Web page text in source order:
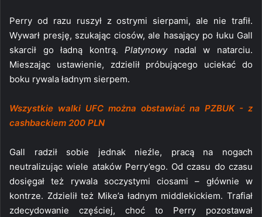
Perry od razu ruszył z ostrymi sierpami, ale nie trafił.
Wywarł presję, szukając ciosów, ale hasający po łuku Gall
skarcił go ładną kontrą.Platynowynadal w natarciu.
Mieszając ustawienie, zdzielił próbującego uciekać do
boku rywala ładnym sierpem.
Wszystkie walki UFC można obstawiać na PZBUK - z
cashbackiem 200 PLN
Gall radził sobie jednak nieźle, pracą na nogach
neutralizując wiele ataków Perry’ego. Od czasu do czasu
dosięgał też rywala soczystymi ciosami – głównie w
kontrze. Zdzielił też Mike’a ładnym middlekickiem. Trafiał
zdecydowanie częściej, choć to Perry pozostawał